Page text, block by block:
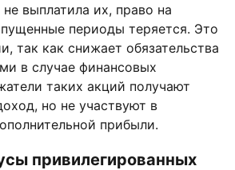
выплатила их, право на
периоды теряется. Это
так как снижает обязательства
в случае финансовых
таких акций получают
но не участвуют в
прибыли.
привилегированных